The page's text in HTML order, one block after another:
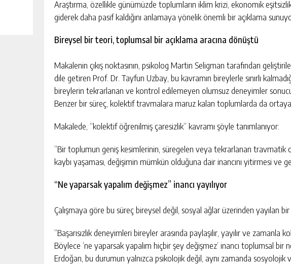
Araştırma, özellikle günümüzde toplumların iklim krizi, ekonomik
giderek daha pasif kaldığını anlamaya yönelik önemli bir açıklama
Bireysel bir teori, toplumsal bir açıklama aracına dönüştü
Makalenin çıkış noktasının, psikolog Martin Seligman tarafından
dile getiren Prof. Dr. Tayfun Uzbay, bu kavramın bireylerle sınırlı
bireylerin tekrarlanan ve kontrol edilemeyen olumsuz deneyimler
Benzer bir süreç, kolektif travmalara maruz kalan toplumlarda da ortaya
Makalede, “kolektif öğrenilmiş çaresizlik” kavramı şöyle tanımlanıyor:
“Bir toplumun geniş kesimlerinin, süregelen veya tekrarlanan
kaybı yaşaması, değişimin mümkün olduğuna dair inancını yitirmesi ve
“Ne yaparsak yapalım değişmez” inancı yayılıyor
Çalışmaya göre bu süreç bireysel değil, sosyal ağlar üzerinden yayılan
“Başarısızlık deneyimleri bireyler arasında paylaşılır, yayılır ve
Böylece ‘ne yaparsak yapalım hiçbir şey değişmez’ inancı toplumsal bir
Erdoğan, bu durumun yalnızca psikolojik değil, aynı zamanda